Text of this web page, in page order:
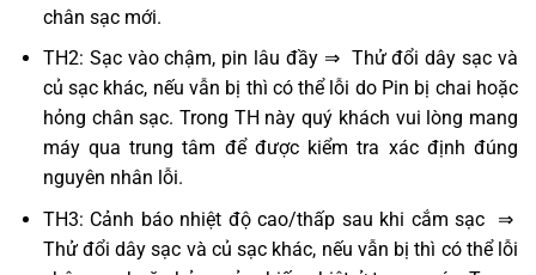
chân sạc mới.
TH2: Sạc vào chậm, pin lâu đầy ⇒ Thử đổi dây sạc và
củ sạc khác, nếu vẫn bị thì có thể lỗi do Pin bị chai hoặc
hỏng chân sạc. Trong TH này quý khách vui lòng mang
máy qua trung tâm để được kiểm tra xác định đúng
nguyên nhân lỗi.
TH3: Cảnh báo nhiệt độ cao/thấp sau khi cắm sạc ⇒
Thử đổi dây sạc và củ sạc khác, nếu vẫn bị thì có thể lỗi